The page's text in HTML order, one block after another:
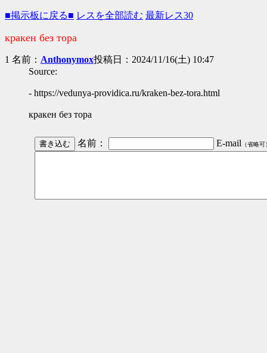
■掲示板に戻る■ レスを全部読む 最新レス30
кракен без тора
1 名前： Anthonymox投稿日：2024/11/16(土) 10:47
Source:
- https://vedunya-providica.ru/kraken-bez-tora.html
кракен без тора
名前： E-mail （省略可